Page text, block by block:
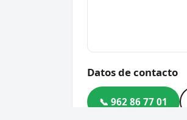
Datos de contacto
📞 962 86 77 01